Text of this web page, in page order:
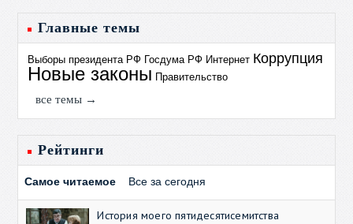
Главные темы
Выборы президента РФ Госдума РФ Интернет Коррупция
Новые законы Правительство
все темы →
Рейтинги
Самое читаемое Все за сегодня
История моего пятидесятисемитства